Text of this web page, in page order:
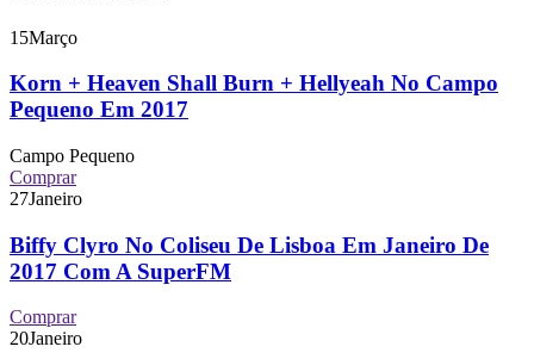
15Março
Korn + Heaven Shall Burn + Hellyeah No Campo
Pequeno Em 2017
Campo Pequeno
Comprar
27Janeiro
Biffy Clyro No Coliseu De Lisboa Em Janeiro De
2017 Com A SuperFM
Comprar
20Janeiro